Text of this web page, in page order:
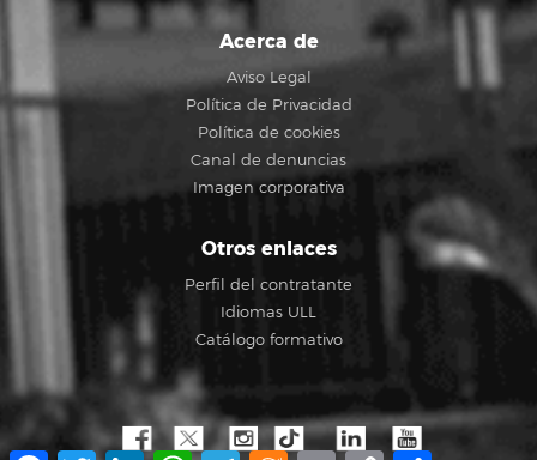
Acerca de
Aviso Legal
Política de Privacidad
Política de cookies
Canal de denuncias
Imagen corporativa
Otros enlaces
Perfil del contratante
Idiomas ULL
Catálogo formativo